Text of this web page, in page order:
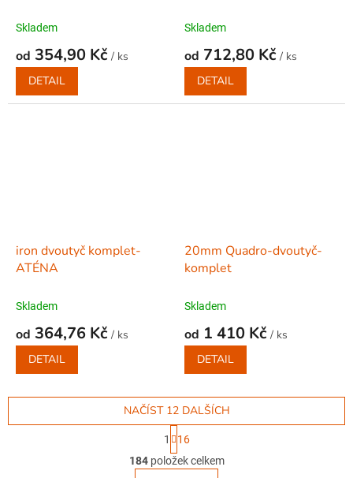
Skladem
od 354,90 Kč / ks
DETAIL
Skladem
od 712,80 Kč / ks
DETAIL
iron dvoutyč komplet-
ATÉNA
Skladem
od 364,76 Kč / ks
DETAIL
20mm Quadro-dvoutyč-
komplet
Skladem
od 1 410 Kč / ks
DETAIL
O
v
NAČÍST 12 DALŠÍCH
S
t
r
á
1
16
184položek celkem